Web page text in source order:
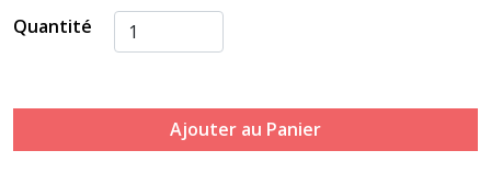
Quantité
Ajouter au Panier